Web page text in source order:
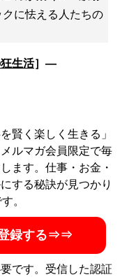
に怯える人たちの
生活］―
賢く楽しく生きる」
ルマガ会員限定で毎
ます。仕事・お金・
する秘訣が見つかり
。
録する⇒⇒
です。受信した認証